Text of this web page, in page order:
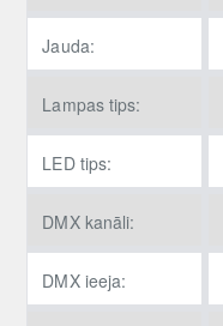
Jauda:
Lampas tips:
LED tips:
DMX kanāli:
DMX ieeja: